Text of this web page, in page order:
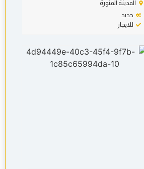
المدينة المنورة
جديد
للايجار